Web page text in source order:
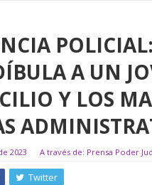
A UN
Y LOS
2023 A través de: Prensa Poder
Twitter